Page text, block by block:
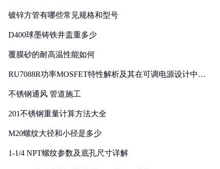
镀锌方管有哪些常见规格和型号
D400球墨铸铁井盖重多少
覆膜砂的耐高温性能如何
RU7088R功率MOSFET特性解析及其在可调电源设计中的
不锈钢通风 管道施工
201不锈钢重量计算方法大全
M20螺纹大径和小径是多少
1-1/4 NPT螺纹参数及底孔尺寸详解